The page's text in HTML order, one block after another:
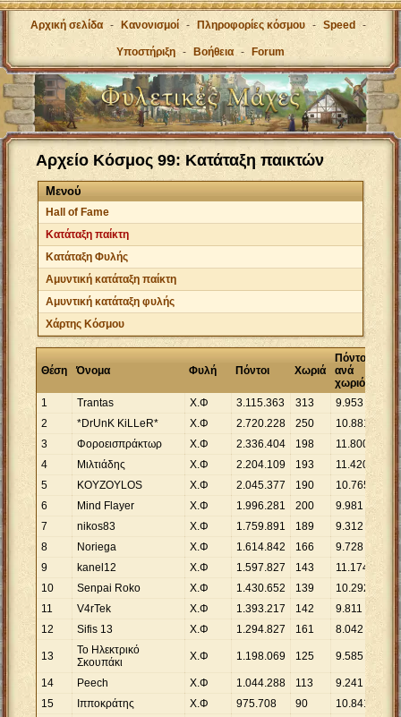
Αρχική σελίδα - Κανονισμοί - Πληροφορίες κόσμου - Speed -
Υποστήριξη - Βοήθεια - Forum
Αρχείο Κόσμος 99: Κατάταξη παικτών
Μενού
Hall of Fame
Κατάταξη παίκτη
Κατάταξη Φυλής
Αμυντική κατάταξη παίκτη
Αμυντική κατάταξη φυλής
Χάρτης Κόσμου
Θέση Όνομα Φυλή Πόντοι Χωριά
Πόντοι
ανά
χωριό
1
Trantas Χ.Φ 3.115.363 313 9.953
2
*DrUnK KiLLeR* Χ.Φ 2.720.228 250 10.881
3
Φοροεισπράκτωρ Χ.Φ 2.336.404 198 11.800
4
Μιλτιάδης Χ.Φ 2.204.109 193 11.420
5
KOYZOYLOS Χ.Φ 2.045.377 190 10.765
6
Mind Flayer Χ.Φ 1.996.281 200 9.981
7
nikos83 Χ.Φ 1.759.891 189 9.312
8
Νoriega Χ.Φ 1.614.842 166 9.728
9
kanel12 Χ.Φ 1.597.827 143 11.174
10
Senpai Roko Χ.Φ 1.430.652 139 10.292
11
V4rTek Χ.Φ 1.393.217 142 9.811
12
Sifis 13 Χ.Φ 1.294.827 161 8.042
13
Το Ηλεκτρικό
Σκουπάκι
Χ.Φ 1.198.069 125 9.585
14 Peech Χ.Φ 1.044.288 113 9.241
15
Ιπποκράτης Χ.Φ 975.708 90 10.841